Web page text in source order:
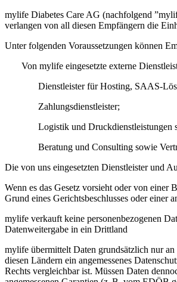
mylife Diabetes Care AG (nachfolgend
verlangen von all diesen Empfängern die
Unter folgenden Voraussetzungen können
Von mylife eingesetzte externe
Dienstleister für Hosting, SAAS-
Zahlungsdienstleister;
Logistik und Druckdienstleistungen
Beratung und Consulting sowie
Die von uns eingesetzten Dienstleister und
Wenn es das Gesetz vorsieht oder von
Grund eines Gerichtsbeschlusses oder
mylife verkauft keine personenbezogenen
Datenweitergabe in ein Drittland
mylife übermittelt Daten grundsätzlich nur
diesen Ländern ein angemessenes
Rechts vergleichbar ist. Müssen Daten